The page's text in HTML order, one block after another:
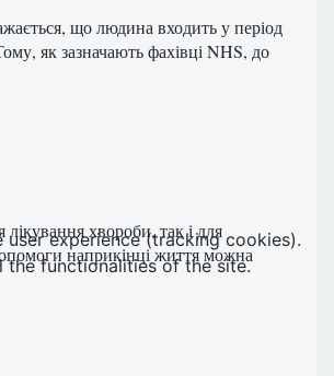
що людина входить у період
як зазначають фахівці NHS, до
хвороби, так і для
наприкінці життя можна
experience (tracking cookies).
the functionalities of the site.